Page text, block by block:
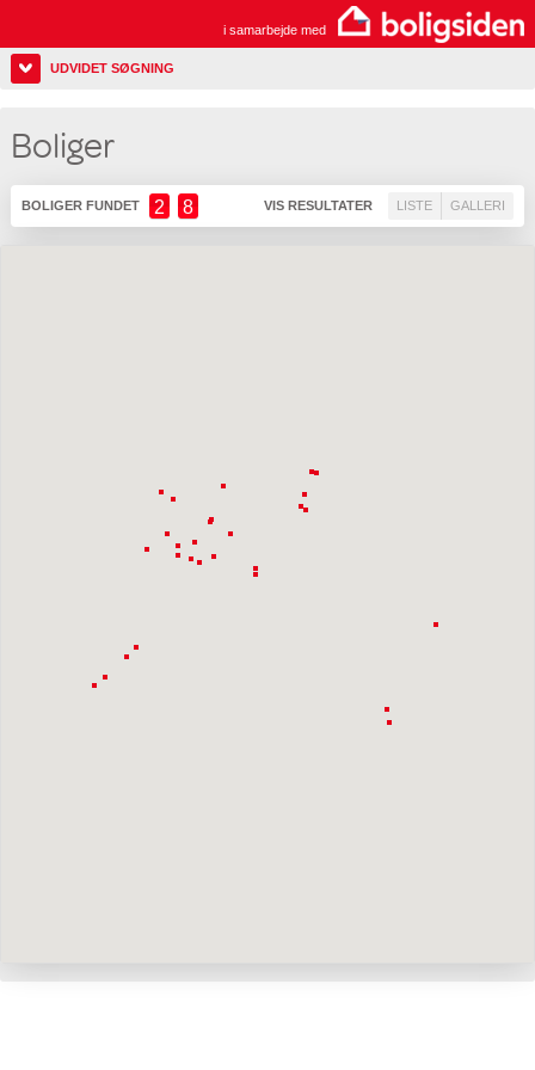
i samarbejde med
UDVIDET SØGNING
Boliger
BOLIGER FUNDET 2 8 VIS RESULTATER LISTE GALLERI